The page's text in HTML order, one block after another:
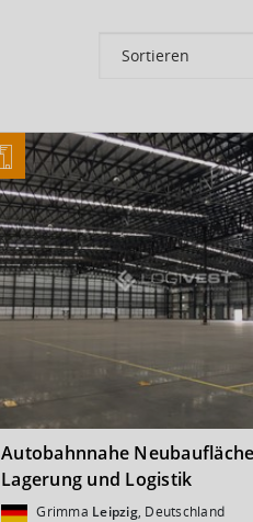
Autobahnnahe
Lagerung und Logistik
Grimma Leipzig, Deutschland